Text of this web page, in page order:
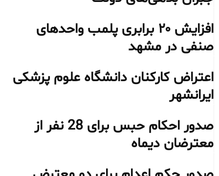
افزایش ۲۰ برابری پلمب واحدهای
صنفی در مشهد
اعتراض کارکنان دانشگاه علوم پزشکی
ایرانشهر
صدور احکام حبس برای 28 نفر از
معترضان دیماه